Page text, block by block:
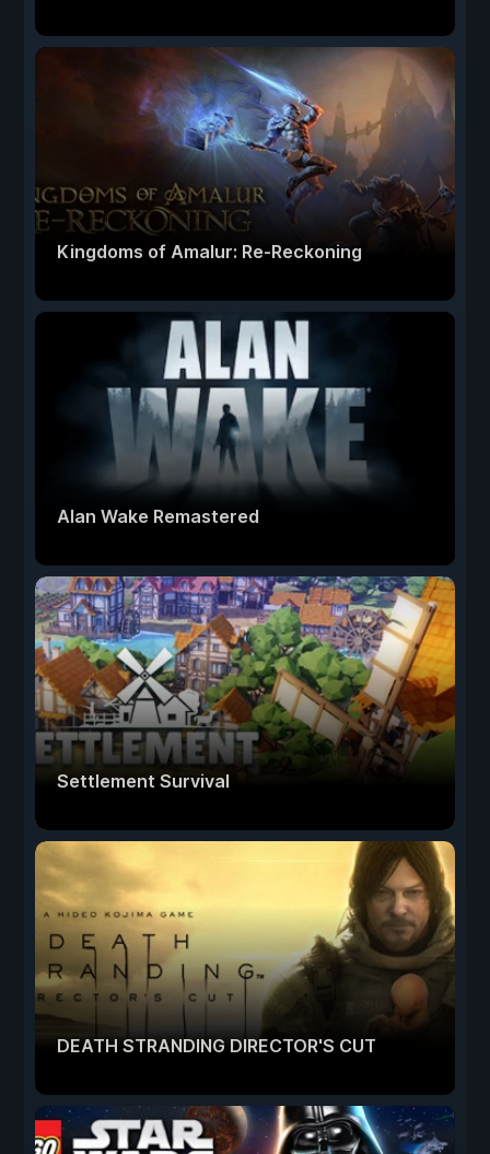
Kingdoms of Amalur: Re-Reckoning
Alan Wake Remastered
Settlement Survival
DEATH STRANDING DIRECTOR'S CUT